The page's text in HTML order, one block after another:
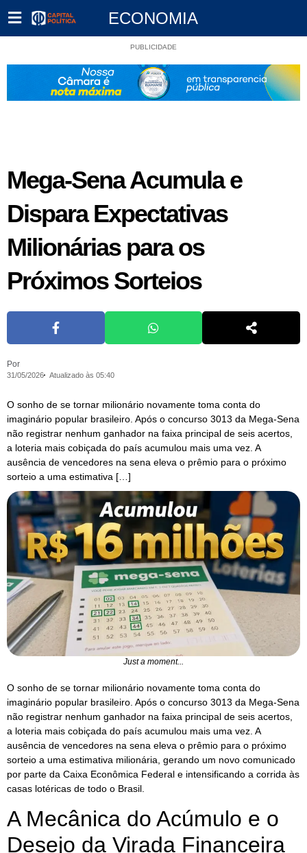
ECONOMIA
PUBLICIDADE
Mega-Sena Acumula e
Dispara Expectativas
Milionárias para os
Próximos Sorteios
Por
31/05/2026 Atualizado às 05:40
O sonho de se tornar milionário novamente toma conta do
imaginário popular brasileiro. Após o concurso 3013 da Mega-Sena
não registrar nenhum ganhador na faixa principal de seis acertos,
a loteria mais cobiçada do país acumulou mais uma vez. A
ausência de vencedores na sena eleva o prêmio para o próximo
sorteio a uma estimativa […]
Just a moment...
O sonho de se tornar milionário novamente toma conta do
imaginário popular brasileiro. Após o concurso 3013 da Mega-Sena
não registrar nenhum ganhador na faixa principal de seis acertos,
a loteria mais cobiçada do país acumulou mais uma vez. A
ausência de vencedores na sena eleva o prêmio para o próximo
sorteio a uma estimativa milionária, gerando um novo comunicado
por parte da Caixa Econômica Federal e intensificando a corrida às
casas lotéricas de todo o Brasil.
A Mecânica do Acúmulo e o
Desejo da Virada Financeira